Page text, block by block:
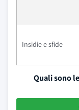
Insidie e sfide
Quali sono